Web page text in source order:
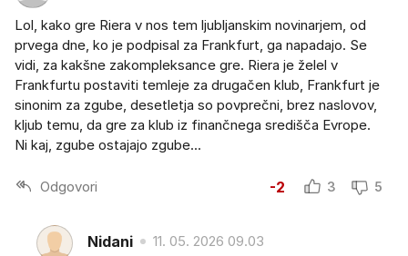
Lol, kako gre Riera v nos tem ljubljanskim novinarjem, od
prvega dne, ko je podpisal za Frankfurt, ga napadajo. Se
vidi, za kakšne zakompleksance gre. Riera je želel v
Frankfurtu postaviti temleje za drugačen klub, Frankfurt je
sinonim za zgube, desetletja so povprečni, brez naslovov,
kljub temu, da gre za klub iz finančnega središča Evrope.
Ni kaj, zgube ostajajo zgube...
Odgovori -2 3 5
Nidani 11. 05. 2026 09.03